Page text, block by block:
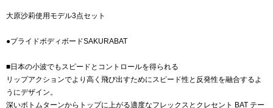
大原沙莉使用モデル3点セット
●プライドボディボードSAKURABAT
■日本の小波でもスピードとコントロールを得られる
リップアクションでより高く飛び出すためにスピード性と反発性を融合するよ
うにデザイン。
深いボトムターンからトップに上がる適度なフレックスとクレセント BAT テー